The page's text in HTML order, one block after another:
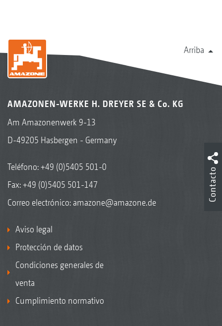
Arriba
AMAZONEN-WERKE H. DREYER SE & Co. KG
Am Amazonenwerk 9-13
D-49205 Hasbergen - Germany
Teléfono:+49 (0)5405 501-0
Fax: +49 (0)5405 501-147
Correo electrónico: amazone@amazone.de
Aviso legal
Protección de datos
Condiciones generales de
venta
Cumplimiento normativo
Contacto